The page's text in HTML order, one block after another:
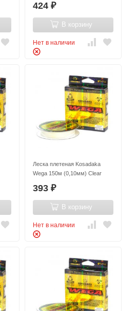
424 ₽
В корзину
Нет в наличии
Леска плетеная Kosadaka
Wega 150м (0,10мм) Clear
393 ₽
В корзину
Нет в наличии